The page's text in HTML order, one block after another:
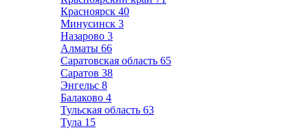
Красноярск 40
Минусинск 3
Назарово 3
Алматы 66
Саратовская область 65
Саратов 38
Энгельс 8
Балаково 4
Тульская область 63
Тула 15